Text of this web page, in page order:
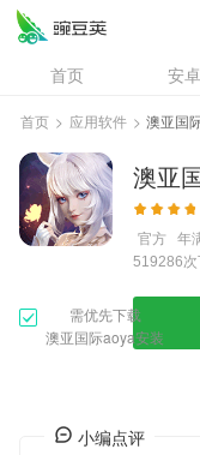
首页 安
资讯
问答
首页 > 应用软件 > 澳亚国
澳亚
官方 年
519286
需优先下载
澳亚国际aoya安装
小编点评